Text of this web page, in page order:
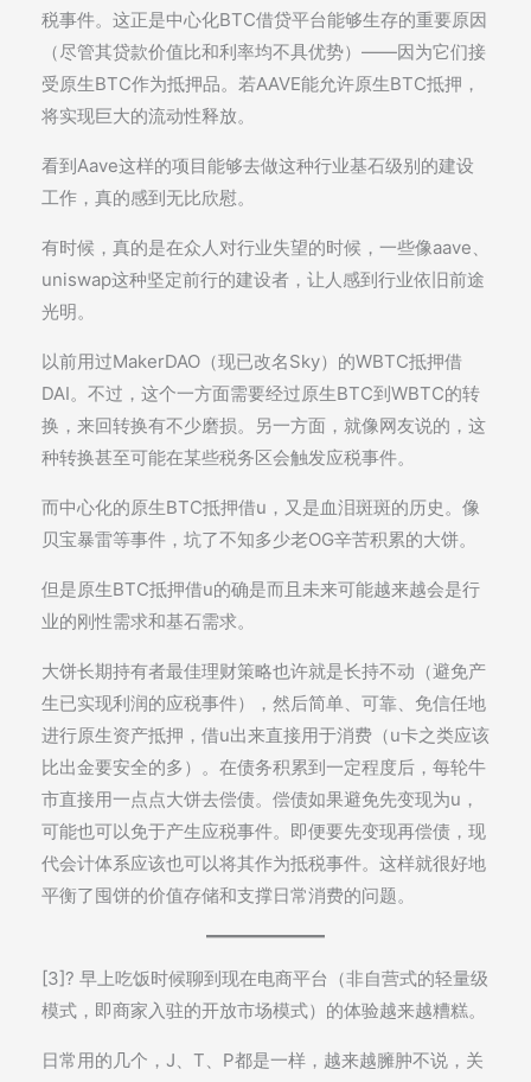
税事件。这正是中心化BTC借贷平台能够生存的重要原因
（尽管其贷款价值比和利率均不具优势）——因为它们接
受原生BTC作为抵押品。若AAVE能允许原生BTC抵押，
将实现巨大的流动性释放。
看到Aave这样的项目能够去做这种行业基石级别的建设
工作，真的感到无比欣慰。
有时候，真的是在众人对行业失望的时候，一些像aave、
uniswap这种坚定前行的建设者，让人感到行业依旧前途
光明。
以前用过MakerDAO（现已改名Sky）的WBTC抵押借
DAI。不过，这个一方面需要经过原生BTC到WBTC的转
换，来回转换有不少磨损。另一方面，就像网友说的，这
种转换甚至可能在某些税务区会触发应税事件。
而中心化的原生BTC抵押借u，又是血泪斑斑的历史。像
贝宝暴雷等事件，坑了不知多少老OG辛苦积累的大饼。
但是原生BTC抵押借u的确是而且未来可能越来越会是行
业的刚性需求和基石需求。
大饼长期持有者最佳理财策略也许就是长持不动（避免产
生已实现利润的应税事件），然后简单、可靠、免信任地
进行原生资产抵押，借u出来直接用于消费（u卡之类应该
比出金要安全的多）。在债务积累到一定程度后，每轮牛
市直接用一点点大饼去偿债。偿债如果避免先变现为u，
可能也可以免于产生应税事件。即便要先变现再偿债，现
代会计体系应该也可以将其作为抵税事件。这样就很好地
平衡了囤饼的价值存储和支撑日常消费的问题。
[3]? 早上吃饭时候聊到现在电商平台（非自营式的轻量级
模式，即商家入驻的开放市场模式）的体验越来越糟糕。
日常用的几个，J、T、P都是一样，越来越臃肿不说，关